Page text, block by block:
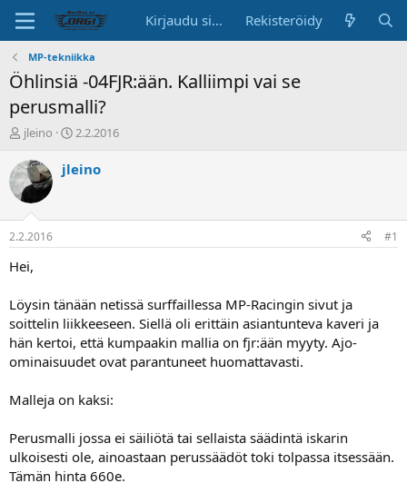
Kirjaudu sisään Rekisteröidy
MP-tekniikka
Öhlinsiä -04FJR:ään. Kalliimpi vai se
perusmalli?
K
s
k
u
s
t
e
l
a
l
o
i
a
a
jleino
A
o
p
ä
2.2.2016
jleino
2.2.2016 #1
Hei,
Löysin tänään netissä surffaillessa MP-Racingin sivut ja
soittelin liikkeeseen. Siellä oli erittäin asiantunteva kaveri ja
hän kertoi, että kumpaakin mallia on fjr:ään myyty. Ajo-
ominaisuudet ovat parantuneet huomattavasti.
Malleja on kaksi:
Perusmalli jossa ei säiliötä tai sellaista säädintä iskarin
ulkoisesti ole, ainoastaan perussäädöt toki tolpassa itsessään.
Tämän hinta 660e.